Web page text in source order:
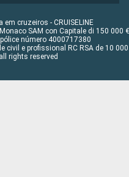
cruzeiros - CRUISELINE
SAM con Capitale di 150 000 €
número 4000717380
e profissional RC RSA de 10 000
rights reserved